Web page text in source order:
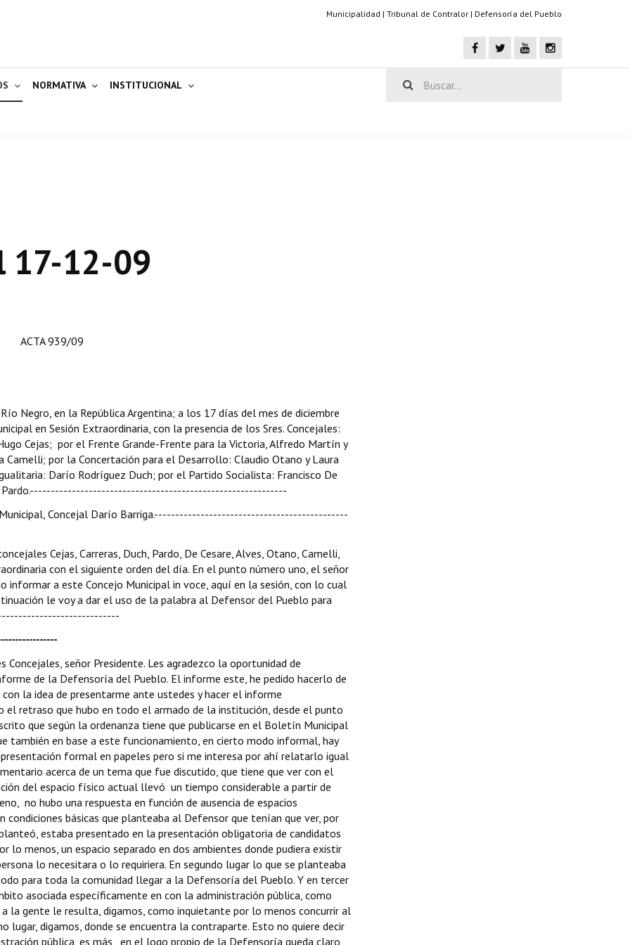
Municipalidad | Tribunal de Contralor | Defensoría del Pueblo
NORMATIVA INSTITUCIONAL
17-12-09
ACTA 939/09
Negro, en la República Argentina; a los 17 días del mes de diciembre
en Sesión Extraordinaria, con la presencia de los Sres. Concejales:
Cejas; por el Frente Grande-Frente para la Victoria, Alfredo Martín y
Camelli; por la Concertación para el Desarrollo: Claudio Otano y Laura
Darío Rodríguez Duch; por el Partido Socialista: Francisco De
Pardo.-------------------------------------------------------------
Municipal, Concejal Darío Barriga.----------------------------------------------
Cejas, Carreras, Duch, Pardo, De Cesare, Alves, Otano, Camelli,
con el siguiente orden del día. En el punto número uno, el señor
informar a este Concejo Municipal in voce, aquí en la sesión, con lo cual
le voy a dar el uso de la palabra al Defensor del Pueblo para
Concejales, señor Presidente. Les agradezco la oportunidad de
de la Defensoría del Pueblo. El informe este, he pedido hacerlo de
la idea de presentarme ante ustedes y hacer el informe
retraso que hubo en todo el armado de la institución, desde el punto
que según la ordenanza tiene que publicarse en el Boletín Municipal
también en base a este funcionamiento, en cierto modo informal, hay
formal en papeles pero si me interesa por ahí relatarlo igual
acerca de un tema que fue discutido, que tiene que ver con el
del espacio físico actual llevó un tiempo considerable a partir de
no hubo una respuesta en función de ausencia de espacios
básicas que planteaba al Defensor que tenían que ver, por
estaba presentado en la presentación obligatoria de candidatos
lo menos, un espacio separado en dos ambientes donde pudiera existir
lo necesitara o lo requiriera. En segundo lugar lo que se planteaba
para toda la comunidad llegar a la Defensoría del Pueblo. Y en tercer
asociada específicamente en con la administración pública, como
la gente le resulta, digamos, como inquietante por lo menos concurrir al
lugar, digamos, donde se encuentra la contraparte. Esto no quiere decir
pública, es más, en el logo propio de la Defensoría queda claro